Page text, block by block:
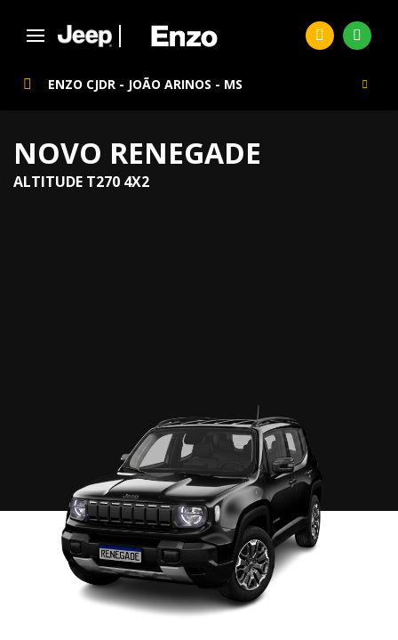
ENZO CJDR - JOÃO ARINOS - MS
NOVO RENEGADE
ALTITUDE T270 4X2